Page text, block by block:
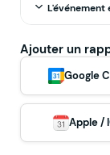
L'événement
Ajouter un
Google
Apple /